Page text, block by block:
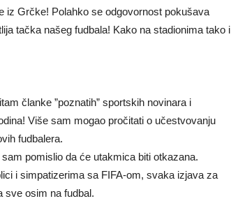
iz Grčke! Polahko se odgovornost pokušava
tačka našeg fudbala! Kako na stadionima tako i
članke ”poznatih” sportskih novinara i
Više sam mogao pročitati o učestvovanju
fudbalera.
pomislio da će utakmica biti otkazana.
i simpatizerima sa FIFA-om, svaka izjava za
sve osim na fudbal.